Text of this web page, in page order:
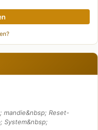
mandie&nbsp; Reset-
System&nbsp;